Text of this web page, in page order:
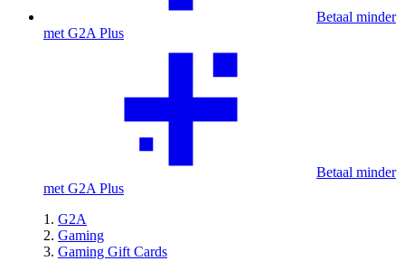
Betaal minder
met G2A Plus
Betaal minder
met G2A Plus
G2A
Gaming
Gaming Gift Cards